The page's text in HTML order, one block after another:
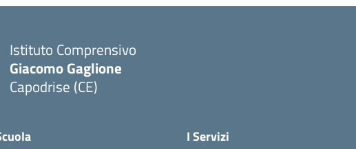
Istituto Comprensivo
Giacomo Gaglione
Capodrise (CE)
I Servizi